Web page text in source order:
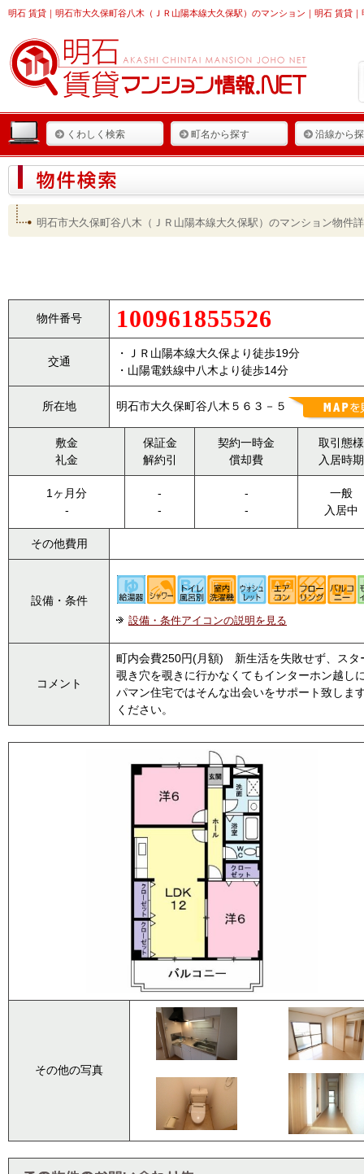
明石 賃貸 ｜明石市大久保町谷八木（ＪＲ山陽本線大久保駅）のマンション｜明石 賃貸
くわしく検索 町名から探す 沿線から
明石市大久保町谷八木（ＪＲ山陽本線大久保駅）のマンション物件
物件番号 100961855526
交通
・ＪＲ山陽本線大久保より徒歩19分
・山陽電鉄線中八木より徒歩14分
所在地 明石市大久保町谷八木５６３－５
敷金
礼金
保証金
解約引
契約一時金
償却費
取引態様
入居時期
1ヶ月分
-
-
-
-
-
一般
入居中
その他費用
設備・条件
設備・条件アイコンの説明を見る
コメント
町内会費250円(月額) 新生活を失敗せず、スタ
覗き穴を覗きに行かなくてもインターホン越し
パマン住宅ではそんな出会いをサポート致し
ください。
その他の写真